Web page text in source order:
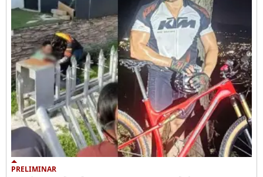
PRELIMINAR